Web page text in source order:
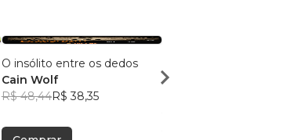
O insólito entre os dedos
Cain Wolf
R$ 48,44R$ 38,35
curiosidades